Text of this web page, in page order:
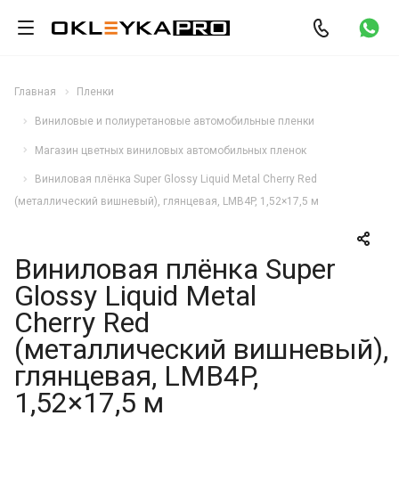
Главная Пленки
Виниловые и полиуретановые автомобильные пленки
Магазин цветных виниловых автомобильных пленок
Виниловая плёнка Super Glossy Liquid Metal Cherry Red
(металлический вишневый), глянцевая, LMB4P, 1,52×17,5 м
Виниловая плёнка Super
Glossy Liquid Metal
Cherry Red
(металлический вишневый),
глянцевая, LMB4P,
1,52×17,5 м